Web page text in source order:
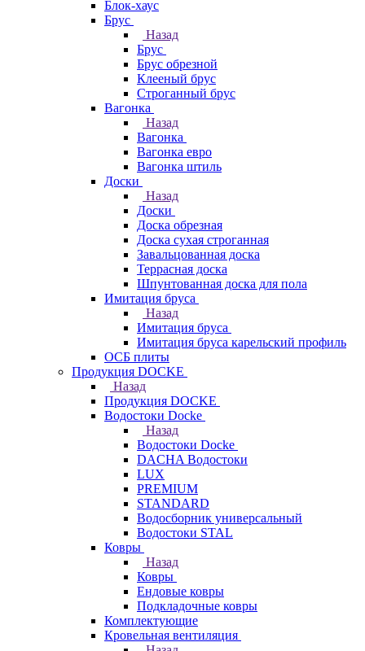
Блок-хаус
Брус
Назад
Брус
Брус обрезной
Клееный брус
Строганный брус
Вагонка
Назад
Вагонка
Вагонка евро
Вагонка штиль
Доски
Назад
Доски
Доска обрезная
Доска сухая строганная
Завальцованная доска
Террасная доска
Шпунтованная доска для пола
Имитация бруса
Назад
Имитация бруса
Имитация бруса карельский профиль
ОСБ плиты
Продукция DOCKE
Назад
Продукция DOCKE
Водостоки Docke
Назад
Водостоки Docke
DACHA Водостоки
LUX
PREMIUM
STANDARD
Водосборник универсальный
Водостоки STAL
Ковры
Назад
Ковры
Ендовые ковры
Подкладочные ковры
Комплектующие
Кровельная вентиляция